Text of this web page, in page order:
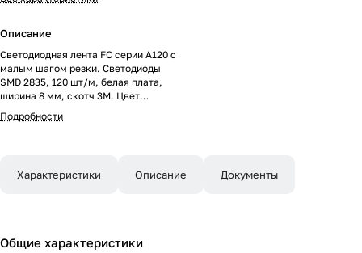
Описание
Светодиодная лента FC серии A120 с
малым шагом резки. Светодиоды
SMD 2835, 120 шт/м, белая плата,
ширина 8 мм, скотч 3M. Цвет
ДНЕВНОЙ 5000K, индекс
цветопередачи CRI>90, угол 120°.
Цена за 1 м. Обязательна установка
Подробности
Характеристики Описание Документы
Общие характеристики